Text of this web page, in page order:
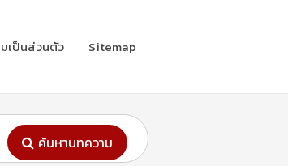
เป็นส่วนตัว Sitemap
ค้นหาบทความ